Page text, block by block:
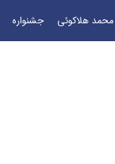
محمد هلاکوئی جشنواره